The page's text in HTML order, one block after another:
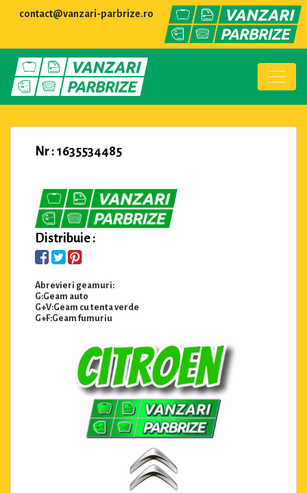
contact@vanzari-parbrize.ro
Nr : 1635534485
Distribuie :
Abrevieri geamuri:
G:Geam auto
G+V:Geam cu tenta verde
G+F:Geam fumuriu